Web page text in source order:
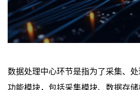
数据处理中心环节是指为了采集、
功能模块，包括采集模块、数据存